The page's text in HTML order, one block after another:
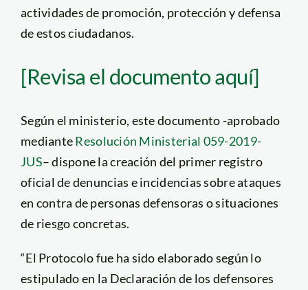
actividades de promoción, protección y defensa
de estos ciudadanos.
[Revisa el documento aquí]
Según el ministerio, este documento -aprobado
medianteResolución Ministerial 059-2019-
JUS– dispone la creación del primer registro
oficial de denuncias e incidencias sobre ataques
en contra de personas defensoras o situaciones
de riesgo concretas.
“El Protocolo fue ha sido elaborado según lo
estipulado en la Declaración de los defensores